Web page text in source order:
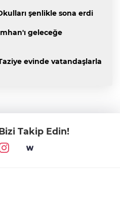
şenlikle sona erdi
geleceğe
evinde vatandaşlarla
Takip Edin!